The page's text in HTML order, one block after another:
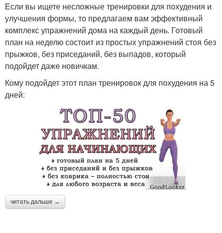
Если вы ищете несложные тренировки для похудения и
улучшения формы, то предлагаем вам эффективный
комплекс упражнений дома на каждый день. Готовый
план на неделю состоит из простых упражнений стоя без
прыжков, без приседаний, без выпадов, который
подойдет даже новичкам.
Кому подойдет этот план тренировок для похудения на 5
дней:
читать дальше →